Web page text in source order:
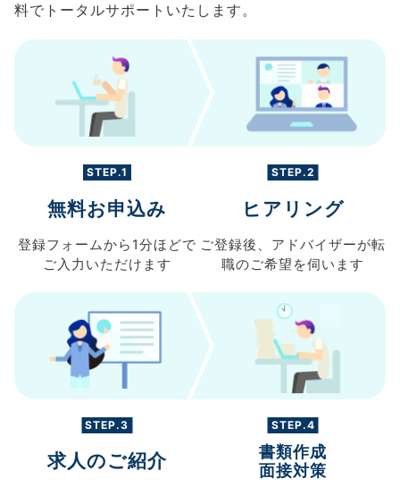
料でトータルサポートいたします。
STEP.1
無料お申込み
登録フォームから 1分ほどで
ご入力 いただけます
STEP.2
ヒアリング
ご登録後、 アドバイザーが転
職のご希望を伺います
STEP.3
求人のご紹介
STEP.4
書類作成
面接対策